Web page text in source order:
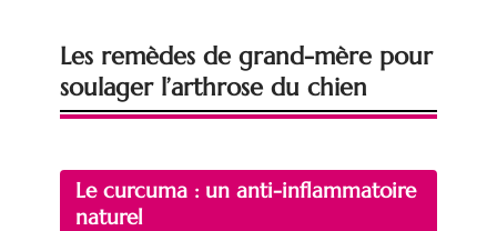
Les remèdes de grand-mère pour
soulager l’arthrose du chien
Le curcuma : un anti-inflammatoire
naturel